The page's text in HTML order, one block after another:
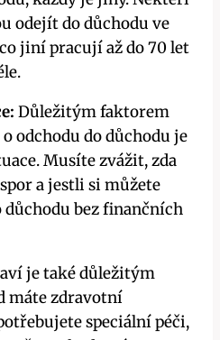
odejít do důchodu ve
jiní pracují až do 70 let
Důležitým faktorem
odchodu do důchodu je
Musíte zvážit, zda
a jestli si můžete
bez finančních
je také důležitým
máte zdravotní
speciální péči,